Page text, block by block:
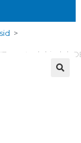
>
tuulekindel,